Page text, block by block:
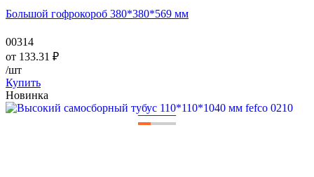
Большой гофрокороб 380*380*569 мм
00314
от 133.31 ₽
/шт
Купить
Новинка
———